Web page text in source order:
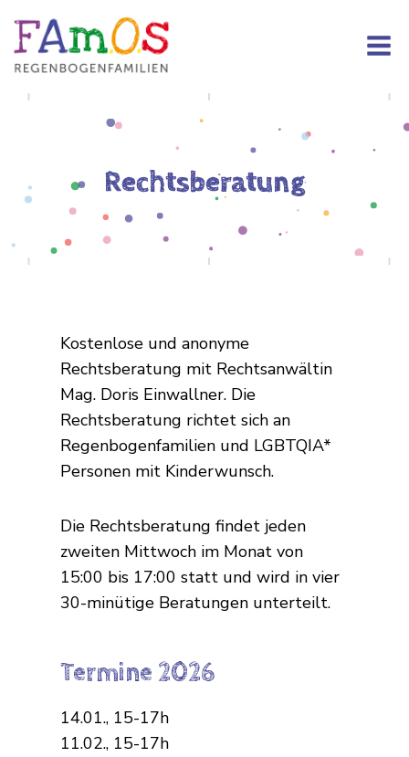
Rechtsberatung
Kostenlose und anonyme
Rechtsberatung mit Rechtsanwältin
Mag. Doris Einwallner. Die
Rechtsberatung richtet sich an
Regenbogenfamilien und LGBTQIA*
Personen mit Kinderwunsch.
Die Rechtsberatung findet jeden
zweiten Mittwoch im Monat von
15:00 bis 17:00 statt und wird in vier
30-minütige Beratungen unterteilt.
Termine 2026
14.01., 15-17h
11.02., 15-17h